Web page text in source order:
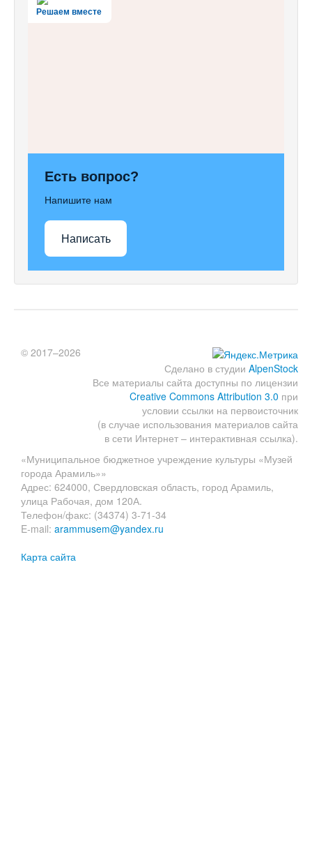
Решаем вместе
Есть вопрос?
Напишите нам
Написать
Сделано в студии AlpenStock
Все материалы сайта доступны по лицензии
Creative Commons Attribution 3.0 при
условии ссылки на первоисточник
(в случае использования материалов сайта
в сети Интернет – интерактивная ссылка).
© 2017–2026
«Муниципальное бюджетное учреждение культуры «Музей
города Арамиль»»
Адрес: 624000, Свердловская область, город Арамиль,
улица Рабочая, дом 120А.
Телефон/факс: (34374) 3-71-34
E-mail: arammusem@yandex.ru
Карта сайта